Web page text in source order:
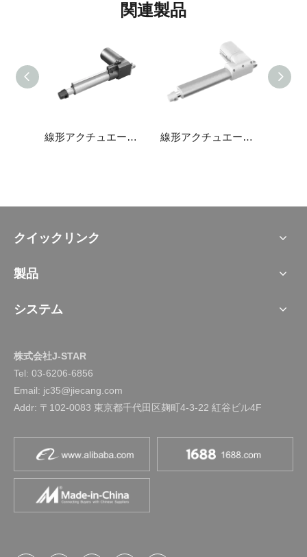
関連製品
線形アクチュエータJC35D1 線形アクチュエータJC35L9
クイックリンク
製品
システム
株式会社J-STAR
Tel: 03-6206-6856
Email: jc35@jiecang.com
Addr: 〒102-0083 東京都千代田区麹町4-3-22 紅谷ビル4F